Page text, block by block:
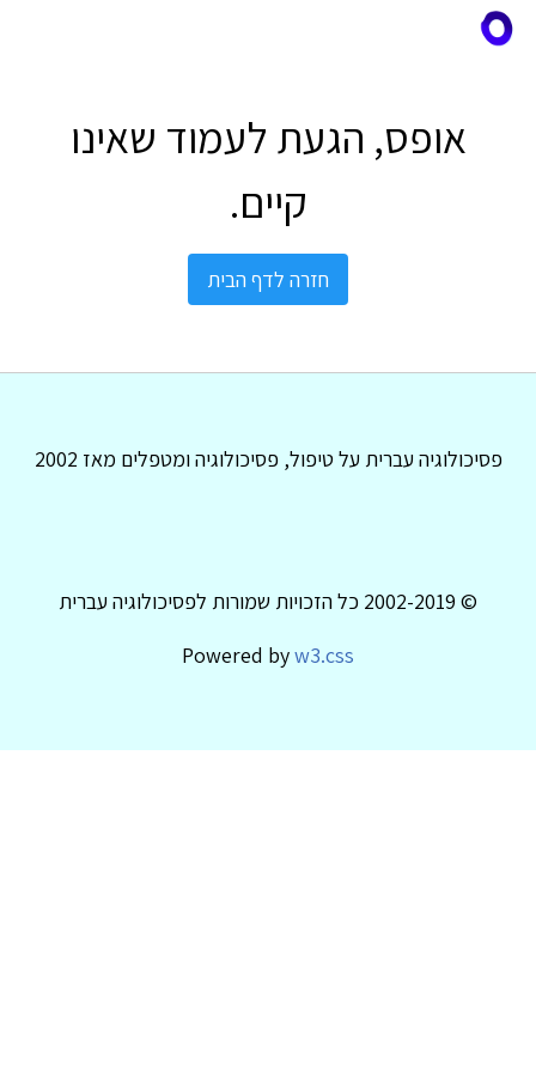
אופס, הגעת לעמוד שאינו
קיים.
חזרה לדף הבית
פסיכולוגיה עברית על טיפול, פסיכולוגיה ומטפלים מאז 2002
© 2002-2019 כל הזכויות שמורות לפסיכולוגיה עברית
Powered byw3.css